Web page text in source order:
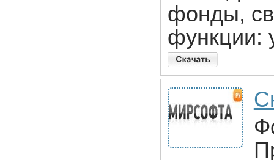
фонды,
функции: